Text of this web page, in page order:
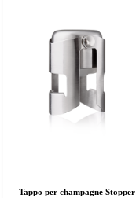
Tappo per champagne Stopper